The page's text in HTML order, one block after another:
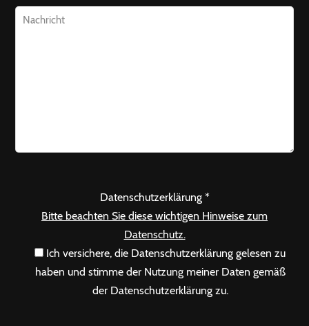
Datenschutzerklärung *
Bitte beachten Sie diese wichtigen Hinweise zum
Datenschutz.
Ich versichere, die Datenschutzerklärung gelesen zu
haben und stimme der Nutzung meiner Daten gemäß
der Datenschutzerklärung zu.